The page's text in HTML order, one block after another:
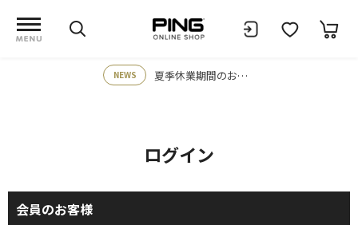
NEWS 夏季休業期間のお知らせ
ログイン
会員のお客様